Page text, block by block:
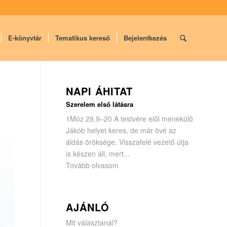
E-könyvtár Tematikus kereső Bejelentkezés
NAPI ÁHITAT
Szerelem első látásra
1Móz 29,9–20 A testvére elől menekülő
Jákób helyet keres, de már övé az
áldás öröksége. Visszafelé vezető útja
is készen áll, mert...
Tovább olvasom
AJÁNLÓ
Mit választanál?